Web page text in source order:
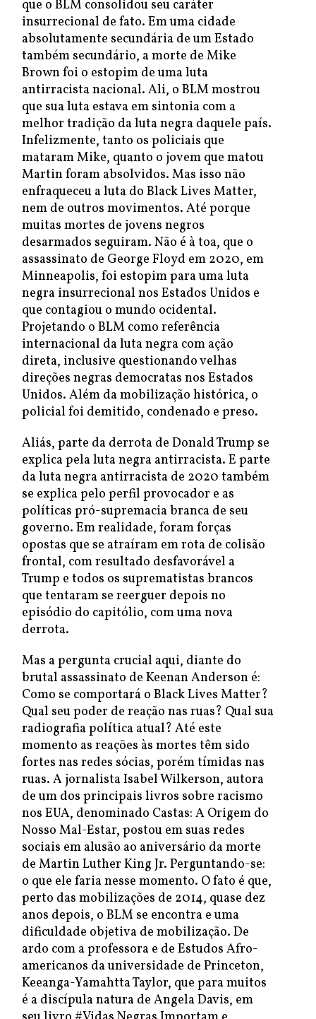
que o BLM consolidou seu caráter
insurrecional de fato. Em uma cidade
absolutamente secundária de um Estado
também secundário, a morte de Mike
Brown foi o estopim de uma luta
antirracista nacional. Ali, o BLM mostrou
que sua luta estava em sintonia com a
melhor tradição da luta negra daquele país.
Infelizmente, tanto os policiais que
mataram Mike, quanto o jovem que matou
Martin foram absolvidos. Mas isso não
enfraqueceu a luta do Black Lives Matter,
nem de outros movimentos. Até porque
muitas mortes de jovens negros
desarmados seguiram. Não é à toa, que o
assassinato de George Floyd em 2020, em
Minneapolis, foi estopim para uma luta
negra insurrecional nos Estados Unidos e
que contagiou o mundo ocidental.
Projetando o BLM como referência
internacional da luta negra com ação
direta, inclusive questionando velhas
direções negras democratas nos Estados
Unidos. Além da mobilização histórica, o
policial foi demitido, condenado e preso.
Aliás, parte da derrota de Donald Trump se
explica pela luta negra antirracista. E parte
da luta negra antirracista de 2020 também
se explica pelo perfil provocador e as
políticas pró-supremacia branca de seu
governo. Em realidade, foram forças
opostas que se atraíram em rota de colisão
frontal, com resultado desfavorável a
Trump e todos os suprematistas brancos
que tentaram se reerguer depois no
episódio do capitólio, com uma nova
derrota.
Mas a pergunta crucial aqui, diante do
brutal assassinato de Keenan Anderson é:
Como se comportará o Black Lives Matter?
Qual seu poder de reação nas ruas? Qual sua
radiografia política atual? Até este
momento as reações às mortes têm sido
fortes nas redes sócias, porém tímidas nas
ruas. A jornalista Isabel Wilkerson, autora
de um dos principais livros sobre racismo
nos EUA, denominado Castas: A Origem do
Nosso Mal-Estar, postou em suas redes
sociais em alusão ao aniversário da morte
de Martin Luther King Jr. Perguntando-se:
o que ele faria nesse momento. O fato é que,
perto das mobilizações de 2014, quase dez
anos depois, o BLM se encontra e uma
dificuldade objetiva de mobilização. De
ardo com a professora e de Estudos Afro-
americanos da universidade de Princeton,
Keeanga-Yamahtta Taylor, que para muitos
é a discípula natura de Angela Davis, em